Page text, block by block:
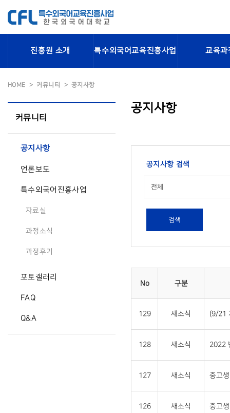
진흥원 소개 특수외국어교육진흥사업 교육과
HOME 커뮤니티 공지사항
커뮤니티
공지사항
언론보도
특수외국어진흥사업
자료실
과정소식
과정후기
포토갤러리
FAQ
Q&A
공지사항
공지사항 검색
전체
검색
No 구분
129 새소식 (9/21
128 새소식 2022
127 새소식 중고
126 새소식 중고